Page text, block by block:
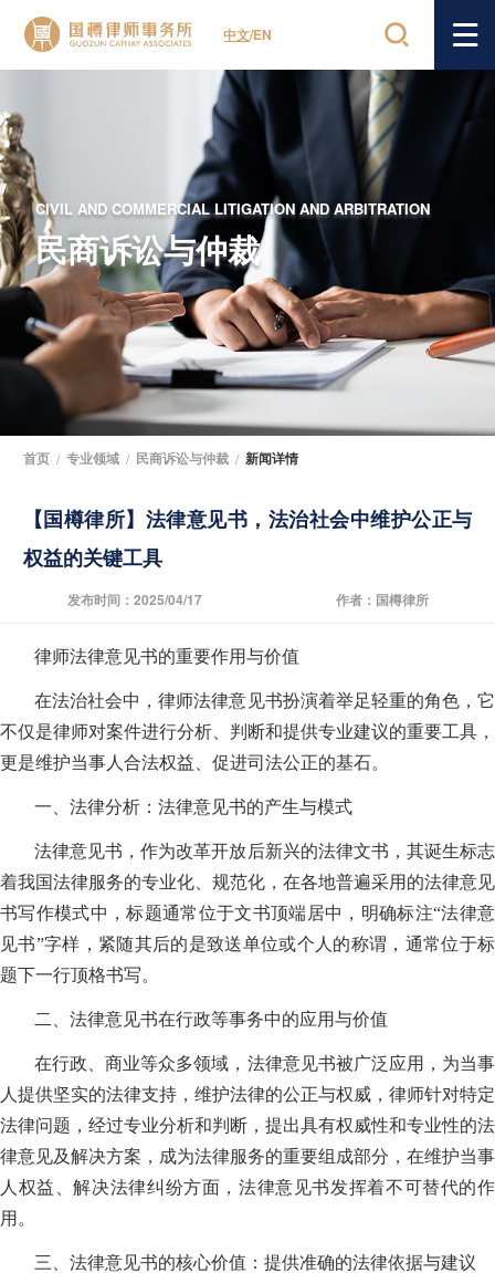
中文/EN
CIVIL AND COMMERCIAL LITIGATION AND ARBITRATION
民商诉讼与仲裁
首页 / 专业领域 / 民商诉讼与仲裁 / 新闻详情
【国樽律所】法律意见书，法治社会中维护公正与
权益的关键工具
发布时间：2025/04/17 作者：国樽律所
律师法律意见书的重要作用与价值
在法治社会中，律师法律意见书扮演着举足轻重的角色，它
不仅是律师对案件进行分析、判断和提供专业建议的重要工具，
更是维护当事人合法权益、促进司法公正的基石。
一、法律分析：法律意见书的产生与模式
法律意见书，作为改革开放后新兴的法律文书，其诞生标志
着我国法律服务的专业化、规范化，在各地普遍采用的法律意见
书写作模式中，标题通常位于文书顶端居中，明确标注“法律意
见书”字样，紧随其后的是致送单位或个人的称谓，通常位于标
题下一行顶格书写。
二、法律意见书在行政等事务中的应用与价值
在行政、商业等众多领域，法律意见书被广泛应用，为当事
人提供坚实的法律支持，维护法律的公正与权威，律师针对特定
法律问题，经过专业分析和判断，提出具有权威性和专业性的法
律意见及解决方案，成为法律服务的重要组成部分，在维护当事
人权益、解决法律纠纷方面，法律意见书发挥着不可替代的作
用。
三、法律意见书的核心价值：提供准确的法律依据与建议